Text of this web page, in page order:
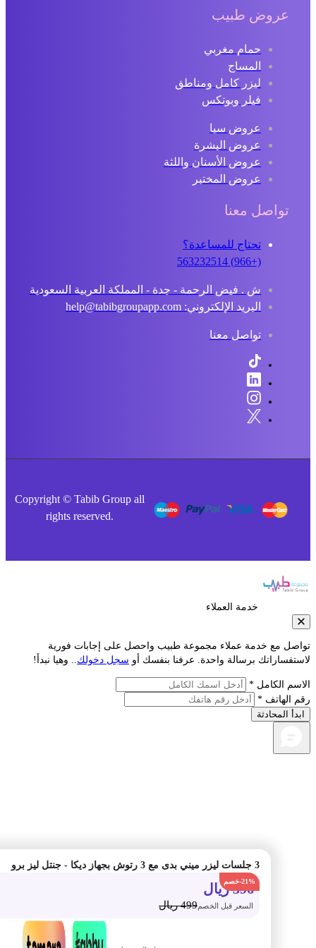
-21%
396 ريال
السعر قبل الخصم499 ريال
عروض طبيب
حمام مغربي
المساج
ليزر كامل ومناطق
فيلر وبوتكس
عروض سبا
عروض البشرة
عروض الأسنان واللثة
عروض المختبر
تواصل معنا
تحتاج للمساعدة؟
ش . فيض الرحمة - جدة - المملكة العربية السعودية
البريد الإلكتروني: help@tabibgroupapp.com
تواصل معنا
Copyright © Tabib Group all
rights reserved.
خدمة العملاء
مع خدمة عملاء مجموعة طبيب واحصل على إجابات فورية
برسالة واحدة. عرفنا بنفسك أوسجل دخولك.. وهيا نبدأ!
الكامل *
الهاتف *
المحادثة